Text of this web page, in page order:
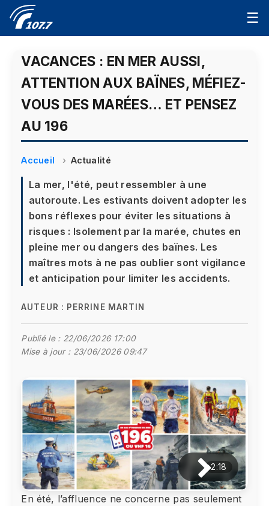
☰
VACANCES : EN MER AUSSI,
ATTENTION AUX BAÏNES, MÉFIEZ-
VOUS DES MARÉES… ET PENSEZ
AU 196
Accueil Actualité
La mer, l'été, peut ressembler à une
autoroute. Les estivants doivent adopter les
bons réflexes pour éviter les situations à
risques : Isolement par la marée, chutes en
pleine mer ou dangers des baïnes. Les
maîtres mots à ne pas oublier sont vigilance
et anticipation pour limiter les accidents.
AUTEUR : PERRINE MARTIN
Publié le : 22/06/2026 17:00
Mise à jour : 23/06/2026 09:47
2:18
En été, l’affluence ne concerne pas seulement